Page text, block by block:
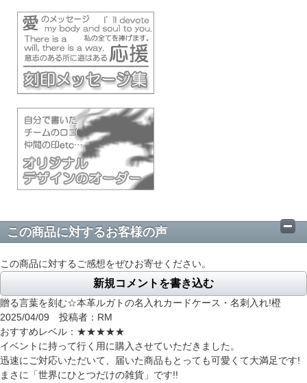
この商品に対するお客様の声
この商品に対するご感想をぜひお寄せください。
新規コメントを書き込む
贈る言葉を刻む☆本革ルガトの名入れカードケース・名刺入れ!橙
2025/04/09 投稿者：RM
おすすめレベル： ★★★★★
イベントに持って行く用に購入させていただきました。
迅速にご対応いただいて、届いた商品もとっても可愛くて大満足です!
まさに「世界にひとつだけの雑貨」です!!